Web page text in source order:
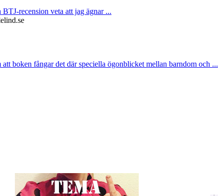
recension veta att jag ägnar ...
boken fångar det där speciella ögonblicket mellan barndom och ...